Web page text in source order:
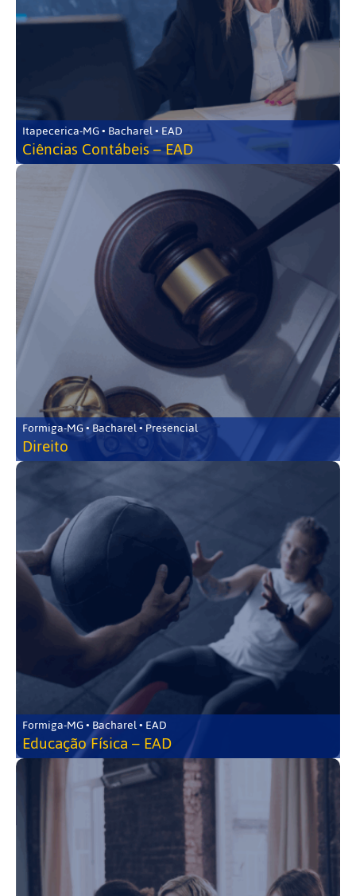
Itapecerica-MG • Bacharel • EAD
Ciências Contábeis – EAD
Formiga-MG • Bacharel • Presencial
Direito
Formiga-MG • Bacharel • EAD
Educação Física – EAD